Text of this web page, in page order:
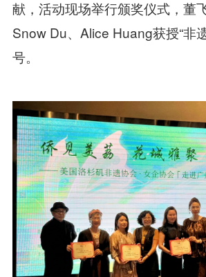
献，活动现场举行颁奖仪式，董飞
Snow Du、Alice Huang获授“非
号。